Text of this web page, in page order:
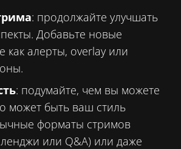
: продолжайте улучшать
Добавьте новые
как алерты, overlay или
: подумайте, чем вы можете
может быть ваш стиль
форматы стримов
или Q&A) или даже